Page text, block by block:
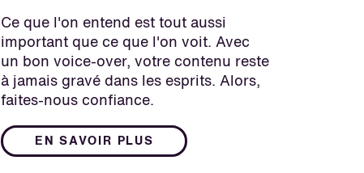
Ce que l'on entend est tout aussi
important que ce que l'on voit. Avec
un bon voice-over, votre contenu reste
à jamais gravé dans les esprits. Alors,
faites-nous confiance.
EN SAVOIR PLUS